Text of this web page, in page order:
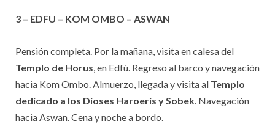
3 – EDFU – KOM OMBO – ASWAN
Pensión completa. Por la mañana, visita en calesa del
Templo de Horus, en Edfú. Regreso al barco y navegación
hacia Kom Ombo. Almuerzo, llegada y visita al Templo
dedicado a los Dioses Haroeris y Sobek. Navegación
hacia Aswan. Cena y noche a bordo.